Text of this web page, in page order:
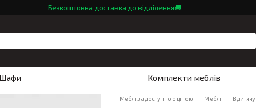
Безкоштовна доставка до відділення🚚
Комплекти меблів
Меблі за доступною ціною Меблі В дитячу